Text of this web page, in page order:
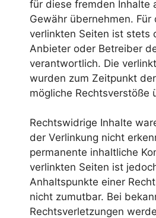
für diese fremden Inhalte
Gewähr übernehmen. Für
verlinkten Seiten ist stets
Anbieter oder Betreiber
verantwortlich. Die
wurden zum Zeitpunkt
mögliche Rechtsverstöße
Rechtswidrige Inhalte
der Verlinkung nicht
permanente inhaltliche
verlinkten Seiten ist
Anhaltspunkte einer
nicht zumutbar. Bei
Rechtsverletzungen